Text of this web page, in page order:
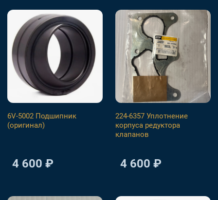
6V-5002 Подшипник
(оригинал)
4 600 ₽
224-6357 Уплотнение
корпуса редуктора
клапанов
4 600 ₽